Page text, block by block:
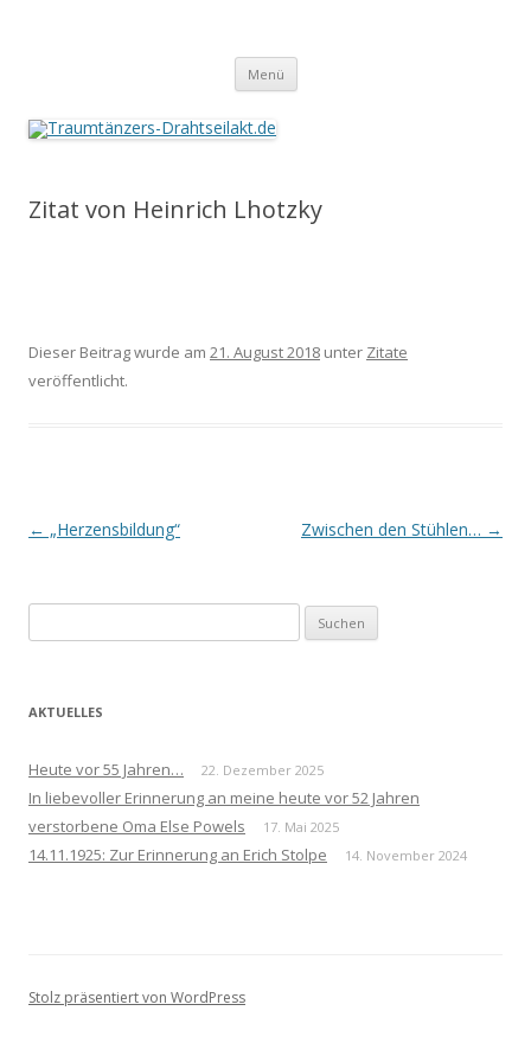
Menü Springe
Inhalt
Zitat von Heinrich Lhotzky
Dieser Beitrag wurde am 21. August 2018 unter Zitate
veröffentlicht.
Beitrags-
← „Herzensbildung“ Zwischen den Stühlen… →
nach:
AKTUELLES
Heute vor 55 Jahren… 22. Dezember 2025
In liebevoller Erinnerung an meine heute vor 52 Jahren
verstorbene Oma Else Powels
17. Mai 2025
14.11.1925: Zur Erinnerung an Erich Stolpe 14. November 2024
Stolz präsentiert von WordPress